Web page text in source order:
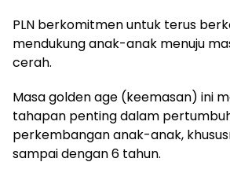
PLN berkomitmen untuk terus
mendukung anak-anak menuju
cerah.
Masa golden age (keemasan) ini
tahapan penting dalam
perkembangan anak-anak,
sampai dengan 6 tahun.